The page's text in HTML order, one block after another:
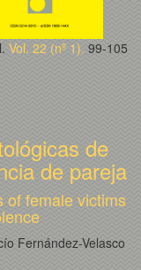
Vol. 22 (nº 1). 99-105
de
de pareja
of female victims
Fernández-Velasco